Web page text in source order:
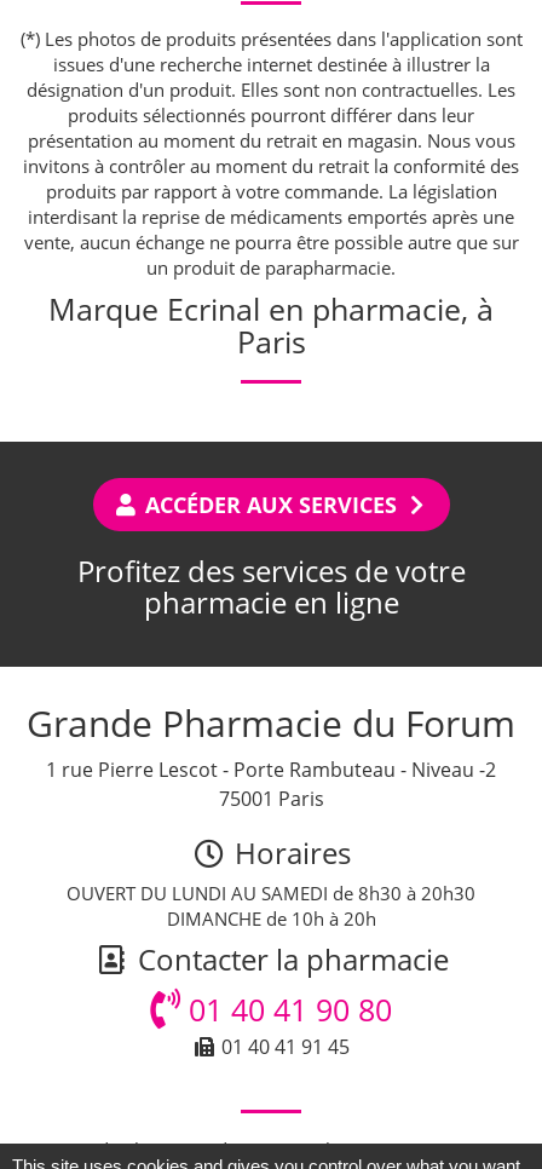
(*) Les photos de produits présentées dans l'application sont
issues d'une recherche internet destinée à illustrer la
désignation d'un produit. Elles sont non contractuelles. Les
produits sélectionnés pourront différer dans leur
présentation au moment du retrait en magasin. Nous vous
invitons à contrôler au moment du retrait la conformité des
produits par rapport à votre commande. La législation
interdisant la reprise de médicaments emportés après une
vente, aucun échange ne pourra être possible autre que sur
un produit de parapharmacie.
Marque Ecrinal en pharmacie, à
Paris
ACCÉDER AUX SERVICES
Profitez des services de votre
pharmacie en ligne
Grande Pharmacie du Forum
1 rue Pierre Lescot - Porte Rambuteau - Niveau -2
75001 Paris
Horaires
OUVERT DU LUNDI AU SAMEDI de 8h30 à 20h30
DIMANCHE de 10h à 20h
Contacter la pharmacie
01 40 41 90 80
01 40 41 91 45
© Grande Pharmacie du Forum - Pharmacie Paris - Tous